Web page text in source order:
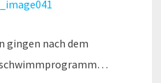
gingen nach dem